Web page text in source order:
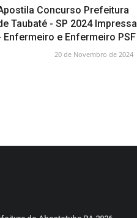
Concurso Prefeitura
Taubaté - SP 2024 Impressa
Enfermeiro e Enfermeiro PSF
20 de Novembro de 2024